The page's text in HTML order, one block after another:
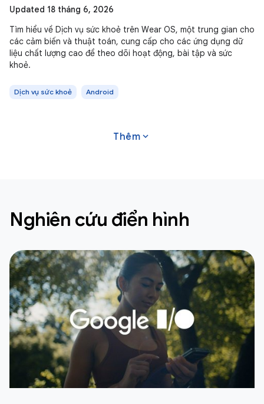
Updated 18 tháng 6, 2026
Tìm hiểu về Dịch vụ sức khoẻ trên Wear OS, một trung gian cho
các cảm biến và thuật toán, cung cấp cho các ứng dụng dữ
liệu chất lượng cao để theo dõi hoạt động, bài tập và sức
khoẻ.
Dịch vụ sức khoẻ Android
Thêm expand_more
Nghiên cứu điển hình